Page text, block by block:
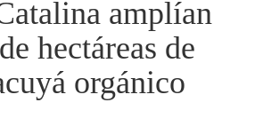
amplían
hectáreas de
orgánico